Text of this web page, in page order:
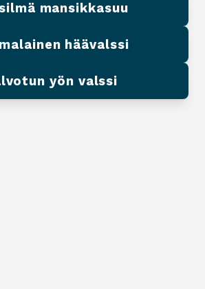
mansikkasuu
häävalssi
yön valssi